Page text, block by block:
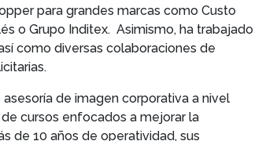
para grandes marcas como Custo
o Grupo Inditex. Asimismo, ha trabajado
como diversas colaboraciones de
de imagen corporativa a nivel
cursos enfocados a mejorar la
de 10 años de operatividad, sus